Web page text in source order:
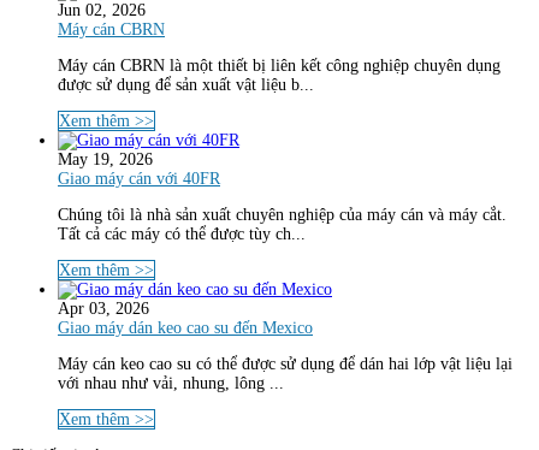
Jun 02, 2026
Máy cán CBRN
Máy cán CBRN là một thiết bị liên kết công nghiệp chuyên dụng
được sử dụng để sản xuất vật liệu b...
Xem thêm >>
May 19, 2026
Giao máy cán với 40FR
Chúng tôi là nhà sản xuất chuyên nghiệp của máy cán và máy cắt.
Tất cả các máy có thể được tùy ch...
Xem thêm >>
Apr 03, 2026
Giao máy dán keo cao su đến Mexico
Máy cán keo cao su có thể được sử dụng để dán hai lớp vật liệu lại
với nhau như vải, nhung, lông ...
Xem thêm >>